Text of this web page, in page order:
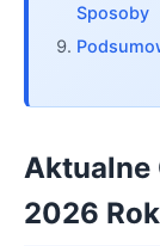
Sposoby
Aktualne
2026